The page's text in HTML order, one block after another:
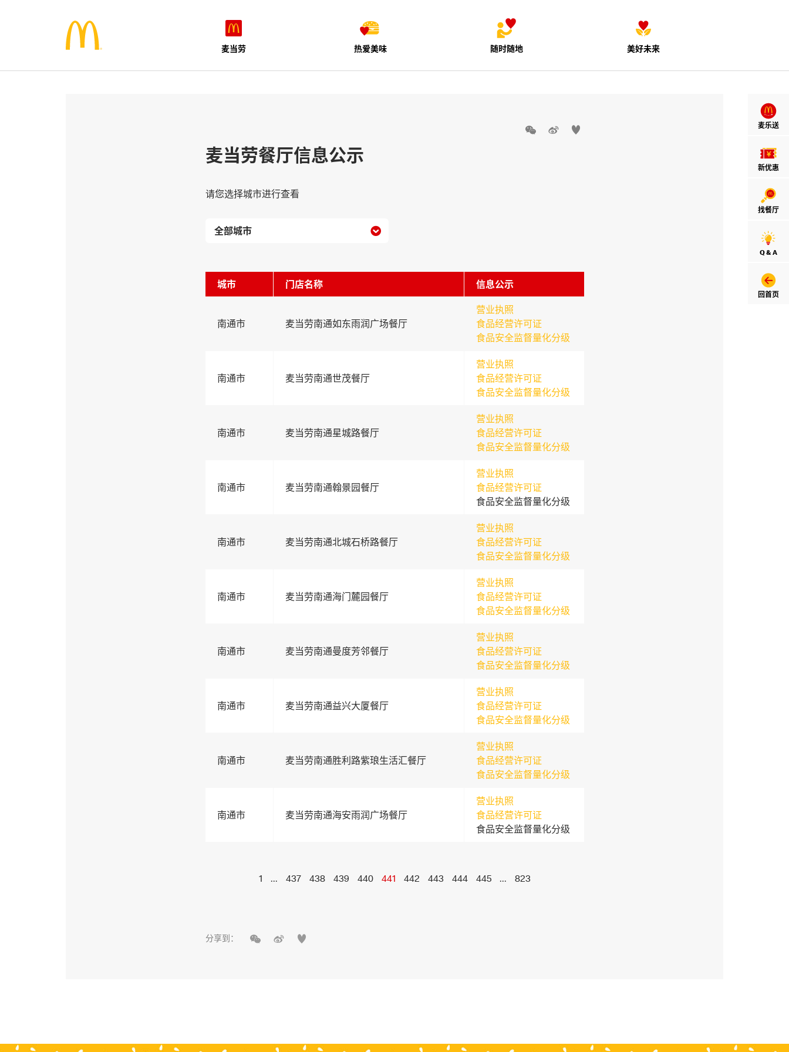
麦当劳 热爱美味 随时随地 美好未来
麦乐送
新优惠
找餐厅
Q & A
回首页
  
麦当劳餐厅信息公示
请您选择城市进行查看

城市 门店名称 信息公示
南通市 麦当劳南通如东雨润广场餐厅
营业执照
食品经营许可证
食品安全监督量化分级
南通市 麦当劳南通世茂餐厅
营业执照
食品经营许可证
食品安全监督量化分级
南通市 麦当劳南通星城路餐厅
营业执照
食品经营许可证
食品安全监督量化分级
南通市 麦当劳南通翰景园餐厅
营业执照
食品经营许可证
食品安全监督量化分级
南通市 麦当劳南通北城石桥路餐厅
营业执照
食品经营许可证
食品安全监督量化分级
南通市 麦当劳南通海门麓园餐厅
营业执照
食品经营许可证
食品安全监督量化分级
南通市 麦当劳南通曼度芳邻餐厅
营业执照
食品经营许可证
食品安全监督量化分级
南通市 麦当劳南通益兴大厦餐厅
营业执照
食品经营许可证
食品安全监督量化分级
南通市 麦当劳南通胜利路紫琅生活汇餐厅
营业执照
食品经营许可证
食品安全监督量化分级
南通市 麦当劳南通海安雨润广场餐厅
营业执照
食品经营许可证
食品安全监督量化分级
1 ... 437 438 439 440 441 442 443 444 445 ... 823
分享到：   